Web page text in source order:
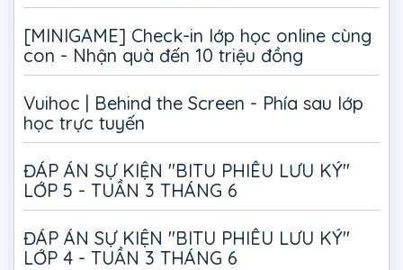
[MINIGAME] Check-in lớp học online cùng
con - Nhận quà đến 10 triệu đồng
Vuihoc | Behind the Screen - Phía sau lớp
học trực tuyến
ĐÁP ÁN SỰ KIỆN "BITU PHIÊU LƯU KÝ"
LỚP 5 - TUẦN 3 THÁNG 6
ĐÁP ÁN SỰ KIỆN "BITU PHIÊU LƯU KÝ"
LỚP 4 - TUẦN 3 THÁNG 6